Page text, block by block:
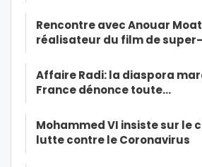
Rencontre avec Anouar
réalisateur du film de
Affaire Radi: la diaspora
France dénonce toute…
Mohammed VI insiste sur le
lutte contre le Coronavirus